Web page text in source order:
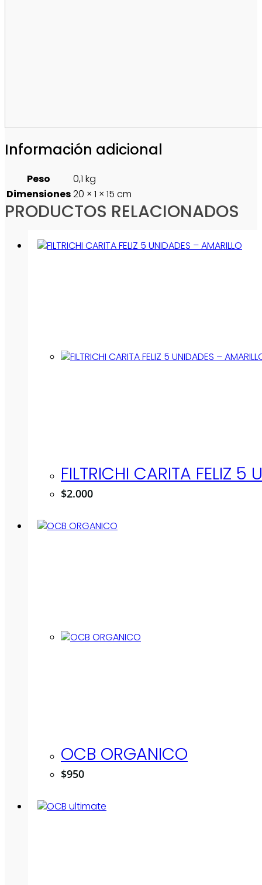
Información adicional
Peso
0,1 kg
Dimensiones20 × 1 × 15 cm
PRODUCTOS RELACIONADOS
FILTRICHI CARITA FELIZ 5
$2.000
OCB ORGANICO
$950